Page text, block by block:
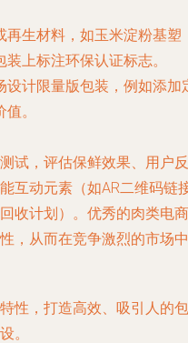
生材料，如玉米淀粉基塑
上标注环保认证标志。
设计限量版包装，例如添加
。
试，评估保鲜效果、用户反
互动元素（如AR二维码链
收计划）。优秀的肉类电商
，从而在竞争激烈的市场中
性，打造高效、吸引人的包
。